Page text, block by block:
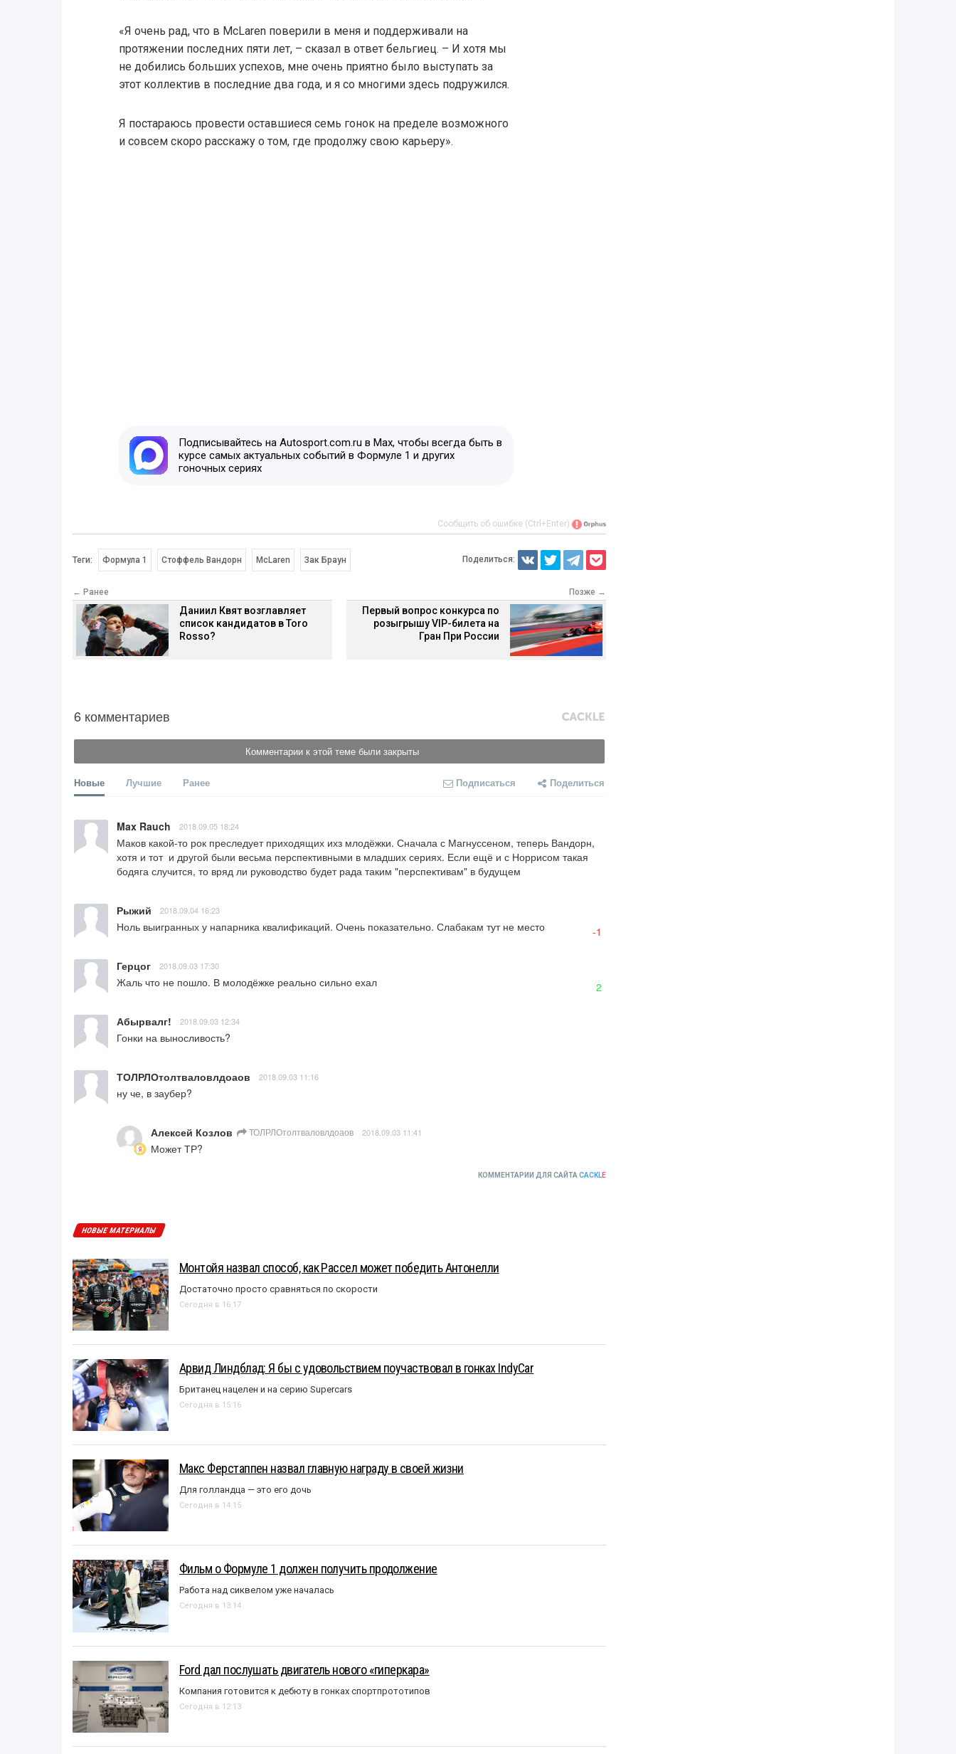
«Я очень рад, что в McLaren поверили в меня и поддерживали на
протяжении последних пяти лет, – сказал в ответ бельгиец. – И хотя мы
не добились больших успехов, мне очень приятно было выступать за
этот коллектив в последние два года, и я со многими здесь подружился.
Я постараюсь провести оставшиеся семь гонок на пределе возможного
и совсем скоро расскажу о том, где продолжу свою карьеру».
Подписывайтесь на Autosport.com.ru в Max, чтобы всегда быть в
курсе самых актуальных событий в Формуле 1 и других
гоночных сериях
Сообщить об ошибке (Ctrl+Enter)
Теги: Формула 1 Стоффель Вандорн McLaren Зак Браун Поделиться:
← Ранее
Даниил Квят возглавляет
список кандидатов в Toro
Rosso?
Позже →
Первый вопрос конкурса по
розыгрышу VIP-билета на
Гран При России
6 комментариев
Комментарии к этой теме были закрыты
Новые Лучшие Ранее Подписаться Поделиться
Max Rauch 2018.09.05 18:24
Маков какой-то рок преследует приходящих ихз млодёжки. Сначала с Магнуссеном, теперь Вандорн,
хотя и тот  и другой были весьма перспективными в младших сериях. Если ещё и с Норрисом такая
бодяга случится, то вряд ли руководство будет рада таким "перспективам" в будущем
Рыжий 2018.09.04 16:23
Ноль выигранных у напарника квалификаций. Очень показательно. Слабакам тут не место -1
Герцог 2018.09.03 17:30
Жаль что не пошло. В молодёжке реально сильно ехал 2
Абырвалг! 2018.09.03 12:34
Гонки на выносливость?
ТОЛРЛОтолтваловлдоаов 2018.09.03 11:16
ну че, в заубер?
Алексей Козлов ТОЛРЛОтолтваловлдоаов 2018.09.03 11:41
Может ТР?
КОММЕНТАРИИ ДЛЯ САЙТА CACKLE
НОВЫЕ МАТЕРИАЛЫ
Монтойя назвал способ, как Рассел может победить Антонелли
Достаточно просто сравняться по скорости
Сегодня в 16:17
Арвид Линдблад: Я бы с удовольствием поучаствовал в гонках IndyCar
Британец нацелен и на серию Supercars
Сегодня в 15:16
Макс Ферстаппен назвал главную награду в своей жизни
Для голландца — это его дочь
Сегодня в 14:15
Фильм о Формуле 1 должен получить продолжение
Работа над сиквелом уже началась
Сегодня в 13:14
Ford дал послушать двигатель нового «гиперкара»
Компания готовится к дебюту в гонках спортпрототипов
Сегодня в 12:13